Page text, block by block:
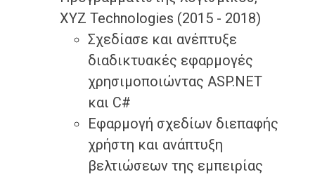
XYZ Technologies (2015 - 2018)
Σχεδίασε και ανέπτυξε
διαδικτυακές εφαρμογές
χρησιμοποιώντας ASP.NET
και C#
Εφαρμογή σχεδίων διεπαφής
χρήστη και ανάπτυξη
βελτιώσεων της εμπειρίας